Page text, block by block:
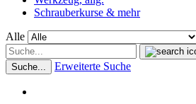
Schrauberkurse & mehr
Alle
Suche... Erweiterte Suche